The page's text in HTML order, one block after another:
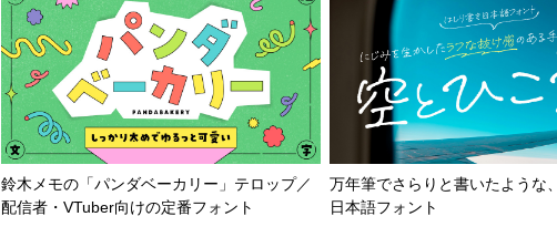
鈴木メモの「パンダベーカリー」テロップ／
配信者・VTuber向けの定番フォント
万年筆でさらりと書いたような
日本語フォント